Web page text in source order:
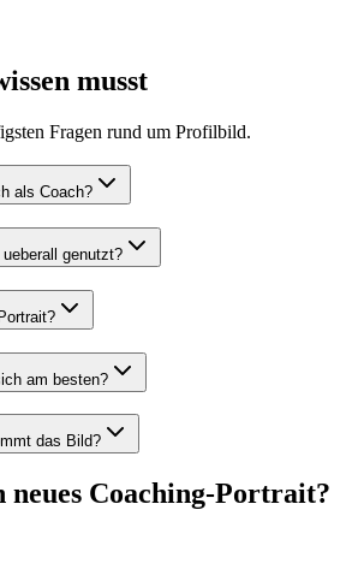
musst
Fragen rund um Profilbild.
als Coach?
genutzt?
am besten?
das Bild?
Coaching-Portrait?